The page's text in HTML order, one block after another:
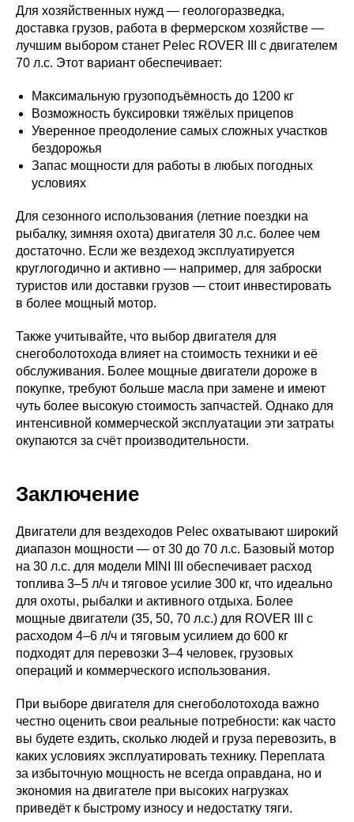
Для хозяйственных нужд — геологоразведка,
доставка грузов, работа в фермерском хозяйстве —
лучшим выбором станет Pelec ROVER III с двигателем
70 л.с. Этот вариант обеспечивает:
Максимальную грузоподъёмность до 1200 кг
Возможность буксировки тяжёлых прицепов
Уверенное преодоление самых сложных участков
бездорожья
Запас мощности для работы в любых погодных
условиях
Для сезонного использования (летние поездки на
рыбалку, зимняя охота) двигателя 30 л.с. более чем
достаточно. Если же вездеход эксплуатируется
круглогодично и активно — например, для заброски
туристов или доставки грузов — стоит инвестировать
в более мощный мотор.
Также учитывайте, что выбор двигателя для
снегоболотохода влияет на стоимость техники и её
обслуживания. Более мощные двигатели дороже в
покупке, требуют больше масла при замене и имеют
чуть более высокую стоимость запчастей. Однако для
интенсивной коммерческой эксплуатации эти затраты
окупаются за счёт производительности.
Заключение
Двигатели для вездеходов Pelec охватывают широкий
диапазон мощности — от 30 до 70 л.с. Базовый мотор
на 30 л.с. для модели MINI III обеспечивает расход
топлива 3–5 л/ч и тяговое усилие 300 кг, что идеально
для охоты, рыбалки и активного отдыха. Более
мощные двигатели (35, 50, 70 л.с.) для ROVER III с
расходом 4–6 л/ч и тяговым усилием до 600 кг
подходят для перевозки 3–4 человек, грузовых
операций и коммерческого использования.
При выборе двигателя для снегоболотохода важно
честно оценить свои реальные потребности: как часто
вы будете ездить, сколько людей и груза перевозить, в
каких условиях эксплуатировать технику. Переплата
за избыточную мощность не всегда оправдана, но и
экономия на двигателе при высоких нагрузках
приведёт к быстрому износу и недостатку тяги.